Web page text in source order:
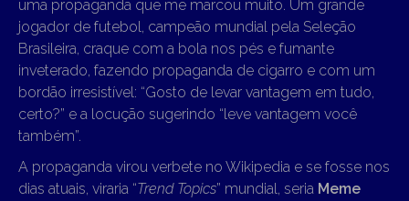
uma propaganda que me marcou muito. Um grande
jogador de futebol, campeão mundial pela Seleção
Brasileira, craque com a bola nos pés e fumante
inveterado, fazendo propaganda de cigarro e com um
bordão irresistível: “Gosto de levar vantagem em tudo,
certo?” e a locução sugerindo “leve vantagem você
também”.
A propaganda virou verbete no Wikipedia e se fosse nos
dias atuais, viraria “Trend Topics” mundial, seria Meme